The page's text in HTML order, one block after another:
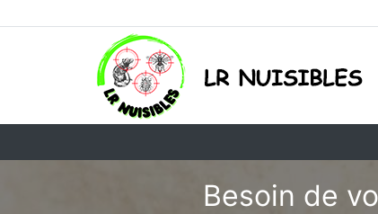
Besoin de